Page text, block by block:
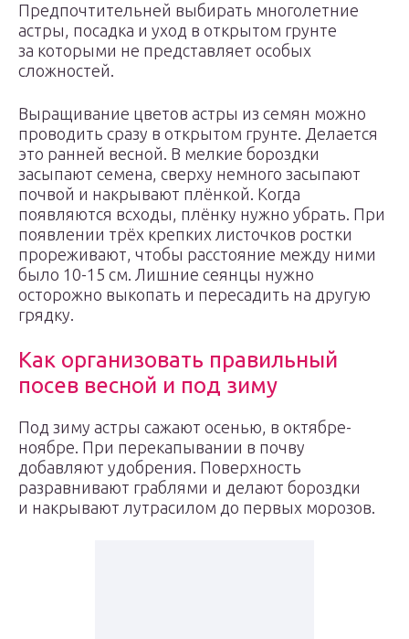
Предпочтительней выбирать многолетние
астры, посадка и уход в открытом грунте
за которыми не представляет особых
сложностей.
Выращивание цветов астры из семян можно
проводить сразу в открытом грунте. Делается
это ранней весной. В мелкие бороздки
засыпают семена, сверху немного засыпают
почвой и накрывают плёнкой. Когда
появляются всходы, плёнку нужно убрать. При
появлении трёх крепких листочков ростки
прореживают, чтобы расстояние между ними
было 10-15 см. Лишние сеянцы нужно
осторожно выкопать и пересадить на другую
грядку.
Как организовать правильный
посев весной и под зиму
Под зиму астры сажают осенью, в октябре-
ноябре. При перекапывании в почву
добавляют удобрения. Поверхность
разравнивают граблями и делают бороздки
и накрывают лутрасилом до первых морозов.